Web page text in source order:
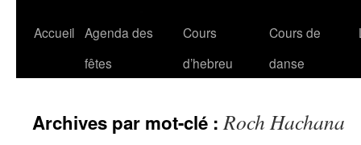
Accueil Agenda des
fêtes
Cours
d’hebreu
Cours de
danse
Archives par mot-clé :Roch Hachana